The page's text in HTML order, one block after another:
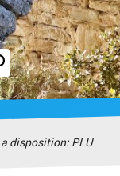
disposition: PLU